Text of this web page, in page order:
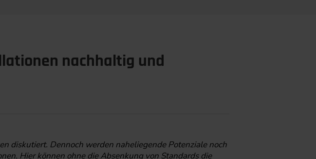
nachhaltig und
diskutiert. Dennoch werden naheliegende Potenziale noch
Hier können ohne die Absenkung von Standards die